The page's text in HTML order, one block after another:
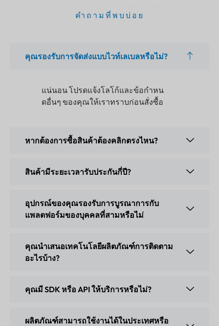
คำถามที่พบบ่อย
คุณรองรับการจัดส่งแบบไวท์เลเบลหรือไม่?
แน่นอน โปรดแจ้งโลโก้และข้อกำหน
ดอื่นๆ ของคุณให้เราทราบก่อนสั่งซื้อ
หากต้องการซื้อสินค้าต้องคลิกตรงไหน?
สินค้ามีระยะเวลารับประกันกี่ปี?
อุปกรณ์ของคุณรองรับการบูรณาการกับ
แพลตฟอร์มของบุคคลที่สามหรือไม่
คุณนำเสนอเทคโนโลยีผลิตภัณฑ์การติดตาม
อะไรบ้าง?
คุณมี SDK หรือ API ให้บริการหรือไม่?
ผลิตภัณฑ์สามารถใช้งานได้ในประเทศหรือ